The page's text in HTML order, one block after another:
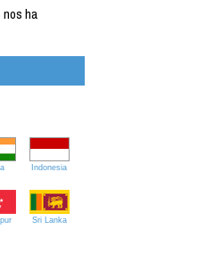
ha
Indonesia
Sri Lanka